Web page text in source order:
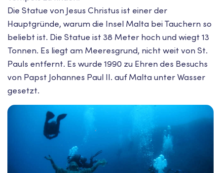
Die Statue von Jesus Christus ist einer der
Hauptgründe, warum die Insel Malta bei Tauchern so
beliebt ist. Die Statue ist 38 Meter hoch und wiegt 13
Tonnen. Es liegt am Meeresgrund, nicht weit von St.
Pauls entfernt. Es wurde 1990 zu Ehren des Besuchs
von Papst Johannes Paul II. auf Malta unter Wasser
gesetzt.